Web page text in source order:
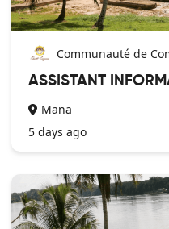
Communauté de
ASSISTANT
Mana
5 days ago